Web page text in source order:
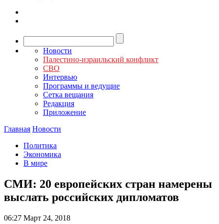
Новости
Палестино-израильский конфликт
СВО
Интервью
Программы и ведущие
Сетка вещания
Редакция
Приложение
Главная Новости
Политика
Экономика
В мире
СМИ: 20 европейских стран намерены
выслать российских дипломатов
06:27 Март 24, 2018